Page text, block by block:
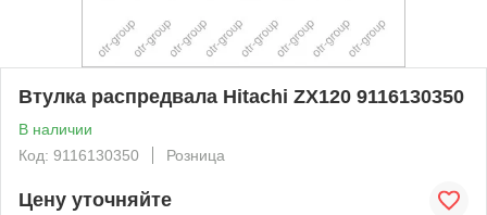
Втулка распредвала Hitachi ZX120 9116130350
В наличии
Код: 9116130350
Розница
Цену уточняйте